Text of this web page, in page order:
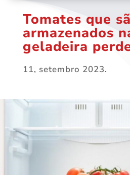
Tomates que
armazenados
geladeira
11, setembro 2023.